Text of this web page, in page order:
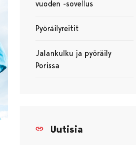
vuoden -sovellus
Avautuu uudessa välilehdessä
Pyöräilyreitit
Avautuu uudessa välilehdessä
Jalankulku ja pyöräily
Porissa
Uutisia